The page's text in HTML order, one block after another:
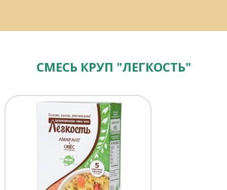
СМЕСЬ КРУП "ЛЕГКОСТЬ"